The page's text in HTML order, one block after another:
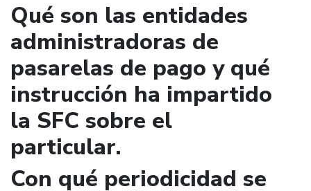
Qué son las entidades
administradoras de
pasarelas de pago y qué
instrucción ha impartido
la SFC sobre el
particular.
Con qué periodicidad se